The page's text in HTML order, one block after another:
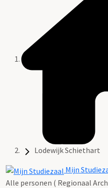
Lodewijk Schiethart
Mijn
Alle personen ( Regionaal